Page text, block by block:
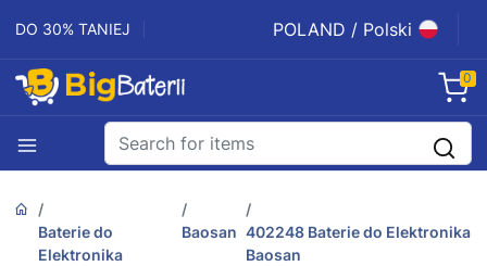
DO 30% TANIEJ POLAND / Polski
0
Baterie do
Elektronika
Baosan 402248 Baterie do Elektronika
Baosan